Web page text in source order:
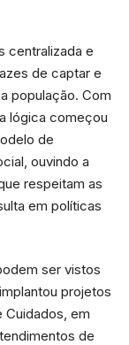
centralizada e
de captar e
população. Com
lógica começou
de
ouvindo a
respeitam as
em políticas
ser vistos
projetos
em
de